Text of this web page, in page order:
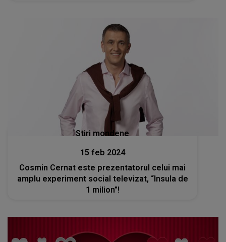
Stiri mondene
15 feb 2024
Cosmin Cernat este prezentatorul celui mai
amplu experiment social televizat, “Insula de
1 milion”!